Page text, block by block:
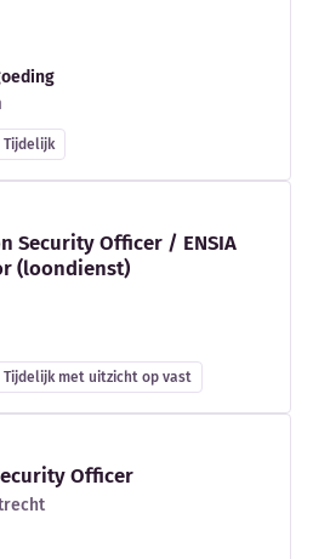
Tijdelijk
Security Officer / ENSIA
(loondienst)
Tijdelijk met uitzicht op vast
Officer